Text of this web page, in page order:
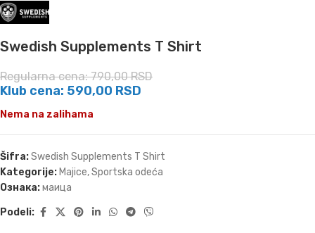
Swedish Supplements T Shirt
Regularna cena:790,00RSD
Klub cena: 590,00 RSD
Nema na zalihama
Šifra:Swedish Supplements T Shirt
Kategorije: Majice,Sportska odeća
Ознака:маица
Podeli: